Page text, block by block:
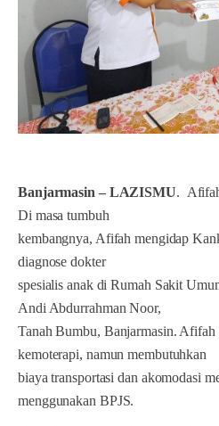
Banjarmasin – LAZISMU.
Di masa tumbuh
kembangnya, Afifah mengidap
diagnose dokter
spesialis anak di Rumah Sakit
Andi Abdurrahman Noor,
Tanah Bumbu, Banjarmasin. Afifah
kemoterapi, namun membutuhkan
biaya transportasi dan akomodasi
menggunakan BPJS.